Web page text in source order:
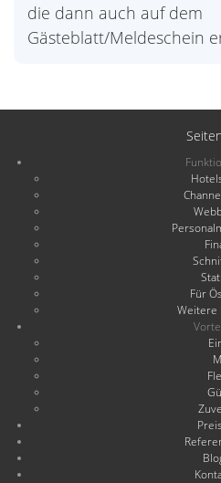
die dann auch auf dem
Gästeblatt/Meldeschein
Seiten
Für
Weitere